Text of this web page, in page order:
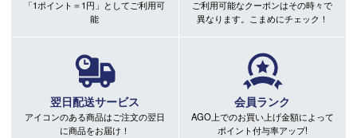
「1ポイント＝1円」としてご利用可
能
ご利用可能なクーポンはその時々で
異なります。こまめにチェック！
翌日配送サービス
アイコンのある商品はご注文の翌日
に商品をお届け！
会員ランク
AGO上でのお買い上げ金額によって
ポイント付与率アップ!